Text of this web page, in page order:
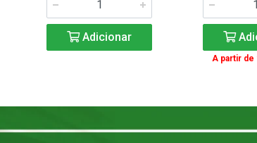
Adicionar
A partir de